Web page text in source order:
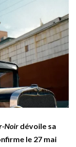
Noir dévoile sa
le 27 mai